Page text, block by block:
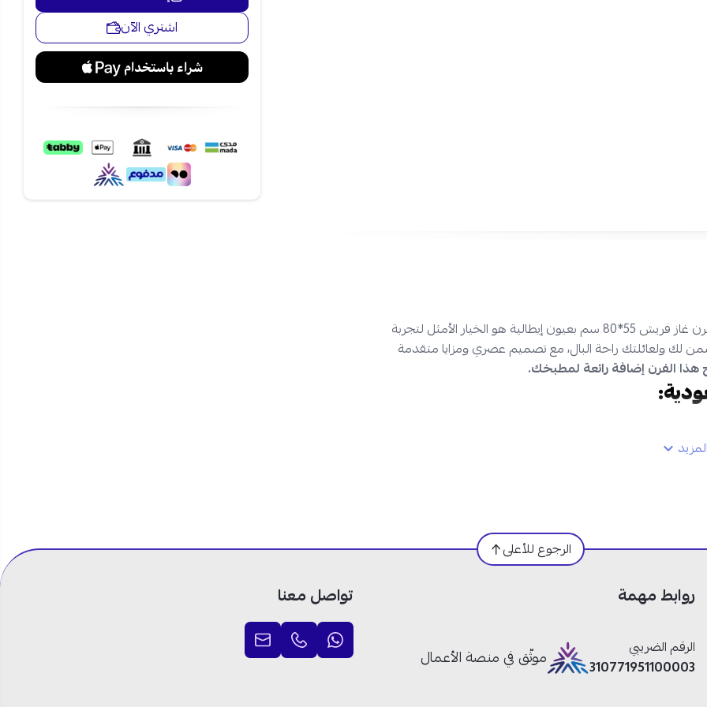
اشتري الآن
فرن غاز فريش 55*80 سم بعيون إيطالية هو الخيار الأمثل لتجربة
لك ولعائلتك راحة البال، مع تصميم عصري ومزايا متقدمة
هذا الفرن إضافة رائعة لمطبخك.
الرجوع للأعلى
روابط مهمة
الرقم الضريبي
310771951100003
موثّق في منصة الأعمال
تواصل معنا